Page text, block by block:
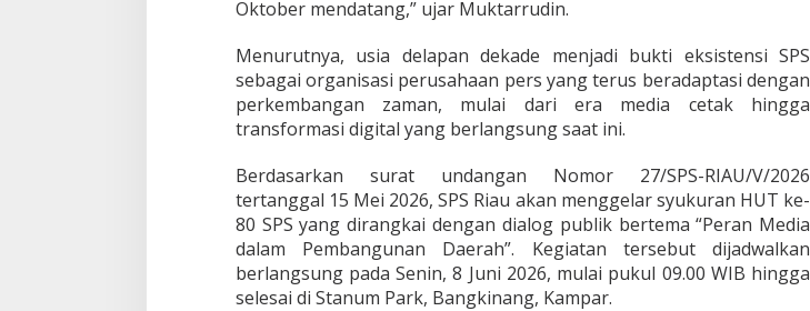
Oktober mendatang,” ujar Muktarrudin.
Menurutnya, usia delapan dekade menjadi bukti eksistensi SPS
sebagai organisasi perusahaan pers yang terus beradaptasi dengan
perkembangan zaman, mulai dari era media cetak hingga
transformasi digital yang berlangsung saat ini.
Berdasarkan surat undangan Nomor 27/SPS-RIAU/V/2026
tertanggal 15 Mei 2026, SPS Riau akan menggelar syukuran HUT ke-
80 SPS yang dirangkai dengan dialog publik bertema “Peran Media
dalam Pembangunan Daerah”. Kegiatan tersebut dijadwalkan
berlangsung pada Senin, 8 Juni 2026, mulai pukul 09.00 WIB hingga
selesai di Stanum Park, Bangkinang, Kampar.